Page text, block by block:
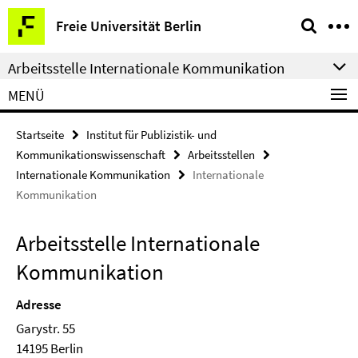
Springe
direkt
zu
Inhalt
Freie Universität Berlin
Service-
Navigation
Arbeitsstelle Internationale Kommunikation
MENÜ
Startseite
Institut für Publizistik- und
Kommunikationswissenschaft
Arbeitsstellen
Internationale Kommunikation
Internationale
Kommunikation
Arbeitsstelle Internationale
Kommunikation
Adresse
Garystr. 55
14195 Berlin